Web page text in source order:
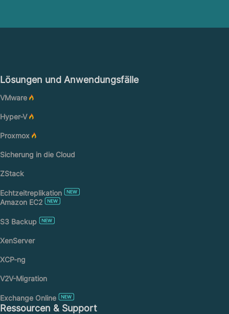
Lösungen und Anwendungsfälle
VMware
Hyper-V
Proxmox
Sicherung in die Cloud
ZStack
Echtzeitreplikation
Amazon EC2
S3 Backup
XenServer
XCP-ng
V2V-Migration
Exchange Online
Ressourcen & Support